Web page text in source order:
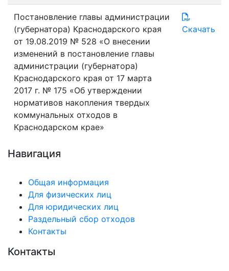
Постановление главы администрации
(губернатора) Краснодарского края
от 19.08.2019 № 528 «О внесении
изменений в постановление главы
администрации (губернатора)
Краснодарского края от 17 марта
2017 г. № 175 «Об утверждении
нормативов накопления твердых
коммунальных отходов в
Краснодарском крае»
Скачать
Навигация
Общая информация
Для физических лиц
Для юридических лиц
Раздельный сбор отходов
Контакты
Контакты